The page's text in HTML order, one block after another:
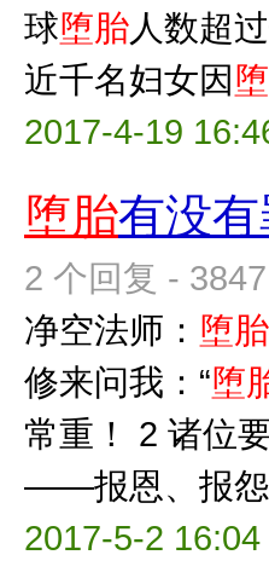
球堕胎人数超
近千名妇女因
2017-4-19
堕胎有没有
2 个回复 -
净空法师： 堕胎
修来问我：“堕
常重！ 2 诸位
——报恩、报怨
2017-5-2 16:04